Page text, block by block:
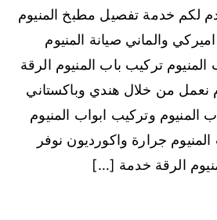
لكم خدمة تفصيل مطبخ المنيوم
والماني صيانة المنيوم
تركيب باب المنيوم الرقة
نعمل من خلال هندي وباكستاني
وتركيب ابواب المنيوم
جرارة واكورديون نوفر
الرقة خدمة […]